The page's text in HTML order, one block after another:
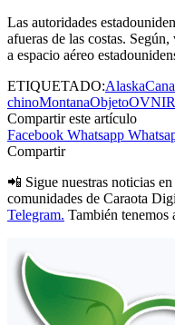
Las autoridades
afueras de las costas.
a espacio aéreo
ETIQUETADO:Alaska
chinoMontanaObjetoOVNI
Compartir este artículo
Facebook Whatsapp
Compartir
📲 Sigue nuestras noticias
comunidades de Caraota
Telegram. También tenemos